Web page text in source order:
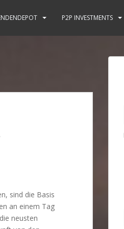
P2P INVESTMENTS
sind die Basis
an einem Tag
neusten